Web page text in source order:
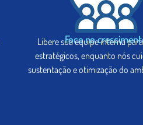
Foco no
Libere sua equipe interna
estratégicos, enquanto nós
sustentação e otimização do